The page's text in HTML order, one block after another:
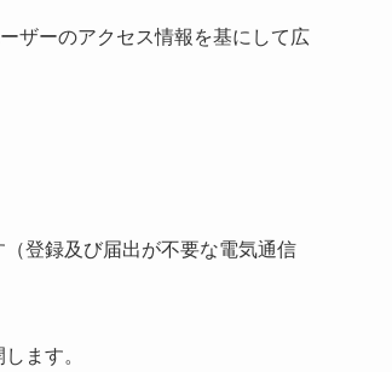
ザーのアクセス情報を基にして広
登録及び届出が不要な電気通信
ます。